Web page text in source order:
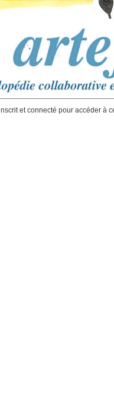
et connecté pour accéder à